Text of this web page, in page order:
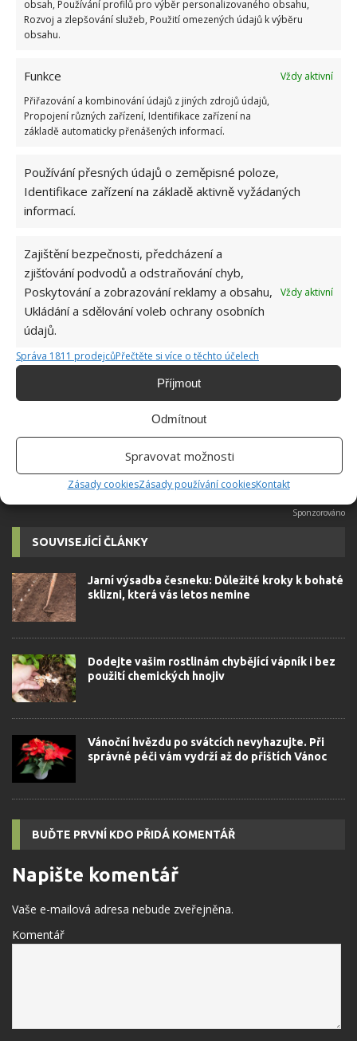
obsah, Používání profilů pro výběr personalizovaného obsahu,
Rozvoj a zlepšování služeb, Použití omezených údajů k výběru
obsahu.
Funkce
Vždy aktivní
Přiřazování a kombinování údajů z jiných zdrojů údajů,
Propojení různých zařízení, Identifikace zařízení na
základě automaticky přenášených informací.
Používání přesných údajů o zeměpisné poloze,
Identifikace zařízení na základě aktivně vyžádaných
informací.
Zajištění bezpečnosti, předcházení a
zjišťování podvodů a odstraňování chyb,
Poskytování a zobrazování reklamy a obsahu,
Ukládání a sdělování voleb ochrany osobních
údajů.
Vždy aktivní
Správa 1811 prodejcůPřečtěte si více o těchto účelech
Příjmout
Odmítnout
Spravovat možnosti
Zásady cookiesZásady používání cookiesKontakt
FÓLIOVNÍK
Přidejte svůj názor
KOMENTOVAT
Absolvent České zemědělské
univerzity, který je již od malička
možné najít v j...
SOUVISEJÍCÍ ČLÁNKY
Jarní výsadba česneku: Důležité kroky k bohaté
sklizni, která vás letos nemine
Dodejte vašim rostlinám chybějící vápník i bez
použití chemických hnojiv
Vánoční hvězdu po svátcích nevyhazujte. Při
správné péči vám vydrží až do příštích Vánoc
BUĎTE PRVNÍ KDO PŘIDÁ KOMENTÁŘ
Napište komentář
Vaše e-mailová adresa nebude zveřejněna.
Komentář